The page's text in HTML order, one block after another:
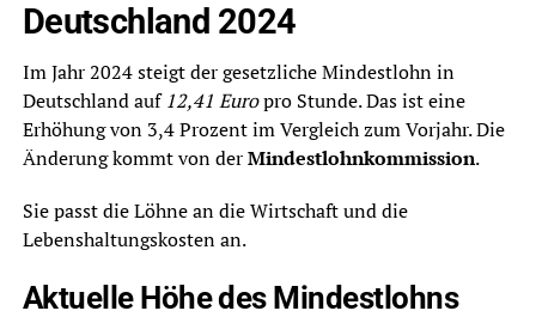
Deutschland 2024
Im Jahr 2024 steigt der gesetzliche Mindestlohn in
Deutschland auf12,41 Europro Stunde. Das ist eine
Erhöhung von 3,4 Prozent im Vergleich zum Vorjahr. Die
Änderung kommt von derMindestlohnkommission.
Sie passt die Löhne an die Wirtschaft und die
Lebenshaltungskosten an.
Aktuelle Höhe des Mindestlohns